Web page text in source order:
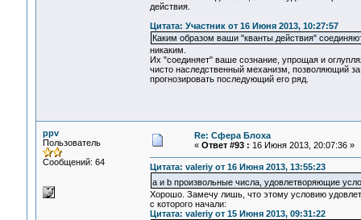
действия.
Цитата: Участник от 16 Июня 2013, 10:27:57
Каким образом ваши "кванты действия"
никаким.
Их "соединяет" ваше сознание, упрощая и
чисто наследственный механизм, позволяющий
прогнозировать последующий его ряд.
ppv
Пользователь
Сообщений: 64
Re: Сфера Блоха
« Ответ #93 : 16 Июня 2013, 20:07:36 »
Цитата: valeriy от 16 Июня 2013, 13:55:23
a и b произвольные числа, удовлетворяющие
Хорошо. Замечу лишь, что этому условию
с которого начали:
Цитата: valeriy от 15 Июня 2013, 09:31:22